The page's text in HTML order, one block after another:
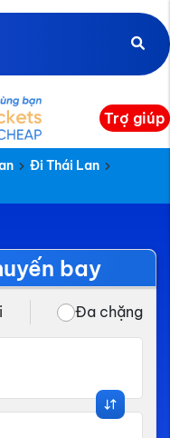
Trợ giúp
Đi Thái Lan
bay
Đa chặng